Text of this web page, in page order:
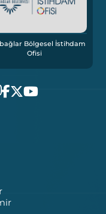
Bölgesel İstihdam
Ofisi